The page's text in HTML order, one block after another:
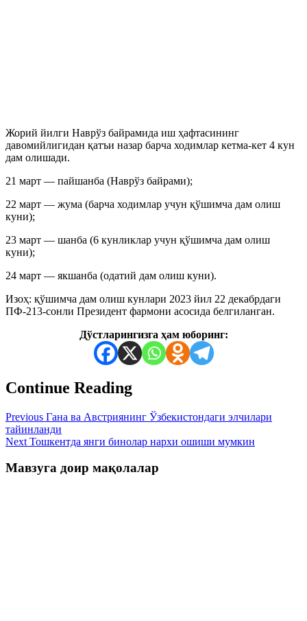
Жорий йилги Наврўз байрамида иш ҳафтасининг
давомийлигидан қатъи назар барча ходимлар кетма-кет 4 кун
дам олишади.
21 март — пайшанба (Наврўз байрами);
22 март — жума (барча ходимлар учун қўшимча дам олиш
куни);
23 март — шанба (6 кунликлар учун қўшимча дам олиш
куни);
24 март — якшанба (одатий дам олиш куни).
Изоҳ: қўшимча дам олиш кунлари 2023 йил 22 декабрдаги
ПФ-213-сонли Президент фармони асосида белгиланган.
Дўстларингизга ҳам юборинг:
Continue Reading
Previous Гана ва Австриянинг Ўзбекистондаги элчилари
тайинланди
Next Тошкентда янги бинолар нархи ошиши мумкин
Мавзуга доир мақолалар